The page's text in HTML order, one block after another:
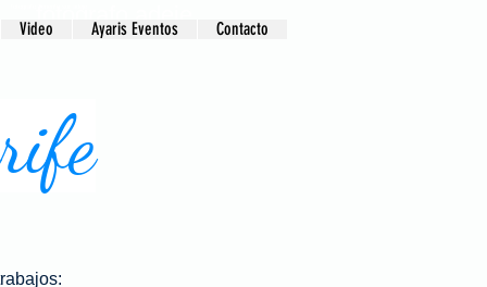
fotografo tenerife
fotografo adeje
Video Ayaris Eventos Contacto